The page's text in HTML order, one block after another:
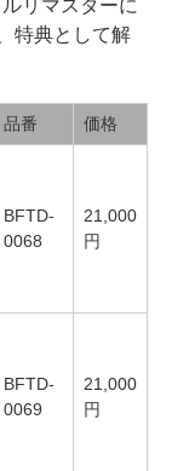
リマスターに
特典として解
品番 価格
BFTD-
0068
21,000
円
BFTD-
0069
21,000
円